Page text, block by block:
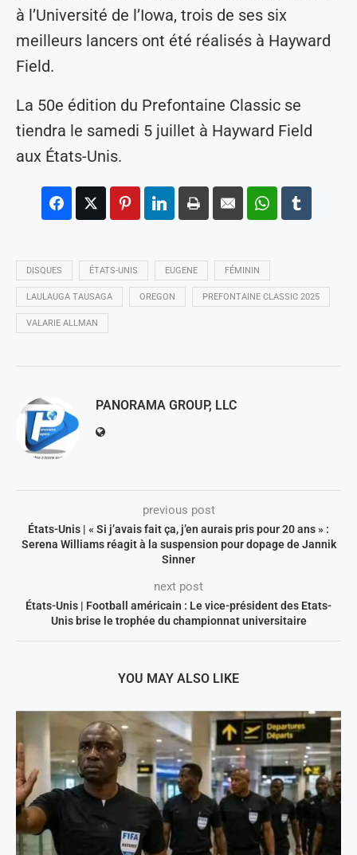
à l’Université de l’Iowa, trois de ses six
meilleurs lancers ont été réalisés à Hayward
Field.
La 50e édition du Prefontaine Classic se
tiendra le samedi 5 juillet à Hayward Field
aux États-Unis.
DISQUES ÉTATS-UNIS EUGENE FÉMININ
LAULAUGA TAUSAGA OREGON PREFONTAINE CLASSIC 2025
VALARIE ALLMAN
PANORAMA GROUP, LLC
previous post
États-Unis | « Si j’avais fait ça, j’en aurais pris pour 20 ans » :
Serena Williams réagit à la suspension pour dopage de Jannik
Sinner
next post
États-Unis | Football américain : Le vice-président des Etats-
Unis brise le trophée du championnat universitaire
YOU MAY ALSO LIKE